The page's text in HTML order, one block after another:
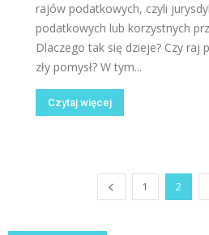
rajów podatkowych, czyli
podatkowych lub korzystnych
Dlaczego tak się dzieje? Czy raj
zły pomysł? W tym...
Czytaj więcej
1 2